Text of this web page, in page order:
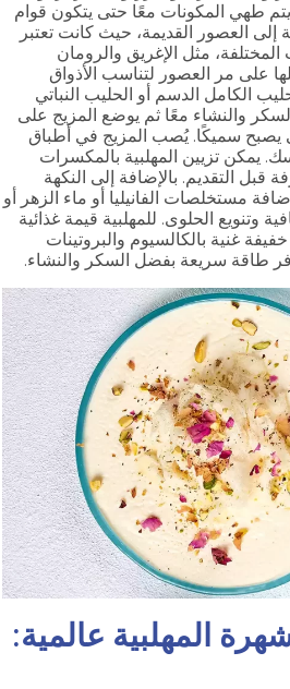
طهي المكونات معًا حتى يتكون قوام
إلى العصور القديمة، حيث كانت تعتبر
مثل الإغريق والرومان
على مر العصور لتناسب الأذواق
الكامل الدسم أو الحليب النباتي
والنشاء معًا ثم يوضع المزيج على
يصبح سميكًا. يُصب المزيج في أطباق
يمكن تزيين المهلبية بالمكسرات
التقديم. بالإضافة إلى النكهة
مستخلصات الفانيليا أو ماء الزهر أو
وتنويع الحلوى. للمهلبية قيمة غذائية
غنية بالكالسيوم والبروتينات
طاقة سريعة بفضل السكر والنشاء.
المهلبية عالمية: